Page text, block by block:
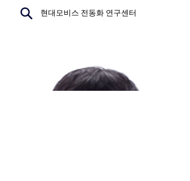
현대모비스 전동화 연구센터